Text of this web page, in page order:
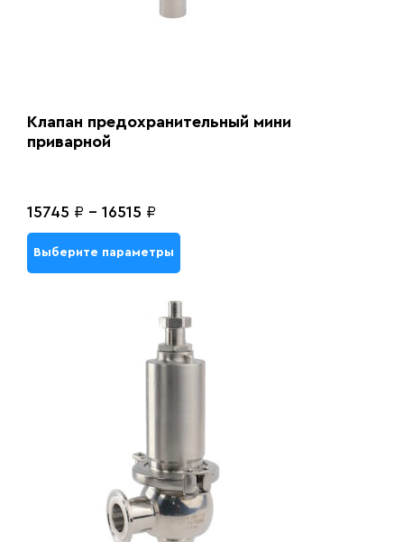
Клапан предохранительный мини
приварной
15745 ₽ - 16515 ₽
Выберите параметры